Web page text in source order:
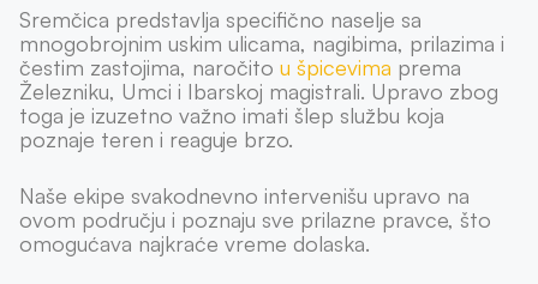
Sremčica predstavlja specifično naselje sa
mnogobrojnim uskim ulicama, nagibima, prilazima i
čestim zastojima, naročito u špicevima prema
Železniku, Umci i Ibarskoj magistrali. Upravo zbog
toga je izuzetno važno imati šlep službu koja
poznaje teren i reaguje brzo.
Naše ekipe svakodnevno intervenišu upravo na
ovom području i poznaju sve prilazne pravce, što
omogućava najkraće vreme dolaska.